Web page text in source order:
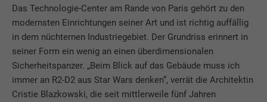
Das Technologie-Center am Rande von Paris gehört zu den
modernsten Einrichtungen seiner Art und ist richtig auffällig
in dem nüchternen Industriegebiet. Der Grundriss erinnert in
seiner Form ein wenig an einen überdimensionalen
Sicherheitspanzer. „Beim Blick auf das Gebäude muss ich
immer an R2-D2 aus Star Wars denken“, verrät die Architektin
Cristie Blazkowski, die seit mittlerweile fünf Jahren